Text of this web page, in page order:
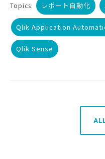
Topics: レポート自動化
Qlik Application
Qlik Sense